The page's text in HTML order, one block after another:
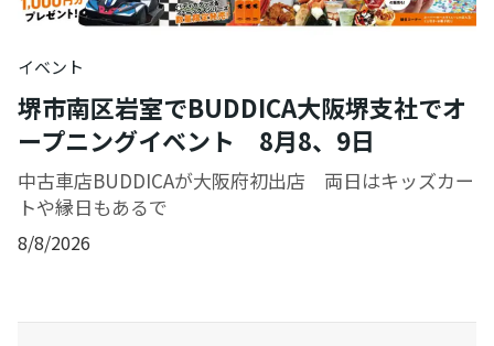
イベント
堺市南区岩室でBUDDICA大阪堺支社でオ
ープニングイベント 8月8、9日
中古車店BUDDICAが大阪府初出店 両日はキッズカー
トや縁日もあるで
8/8/2026